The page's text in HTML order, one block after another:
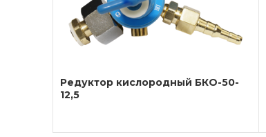
Редуктор кислородный БКО-50-
12,5